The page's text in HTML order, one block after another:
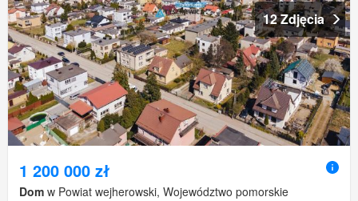
12 Zdjęcia
1 200 000 zł
Dom w Powiat wejherowski, Województwo pomorskie